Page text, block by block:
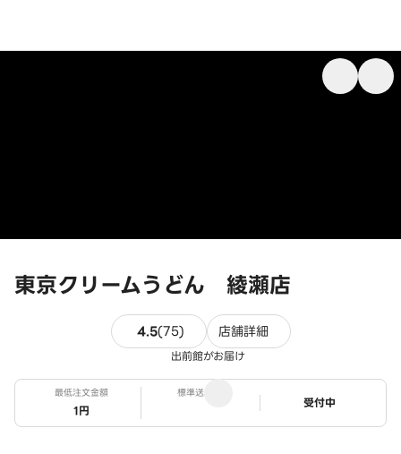
東京クリームうどん 綾瀬店
4.5(75)75件のレビュー
店舗詳細
出前館がお届け
最低注文金額
1円
標準送料
ステータス
受付中